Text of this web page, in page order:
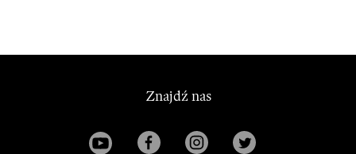
Znajdź nas